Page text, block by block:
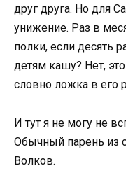
друг друга. Но для
унижение. Раз в
полки, если десять
детям кашу? Нет,
словно ложка в его
И тут я не могу не
Обычный парень из
Волков.